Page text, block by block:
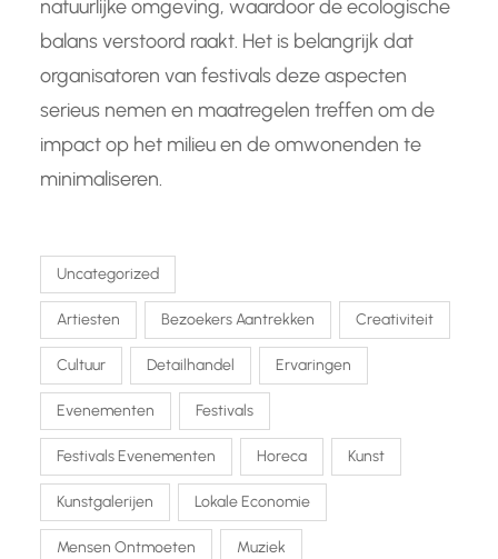
natuurlijke omgeving, waardoor de ecologische
balans verstoord raakt. Het is belangrijk dat
organisatoren van festivals deze aspecten
serieus nemen en maatregelen treffen om de
impact op het milieu en de omwonenden te
minimaliseren.
Uncategorized
Artiesten Bezoekers Aantrekken Creativiteit
Cultuur Detailhandel Ervaringen
Evenementen Festivals
Festivals Evenementen Horeca Kunst
Kunstgalerijen Lokale Economie
Mensen Ontmoeten Muziek